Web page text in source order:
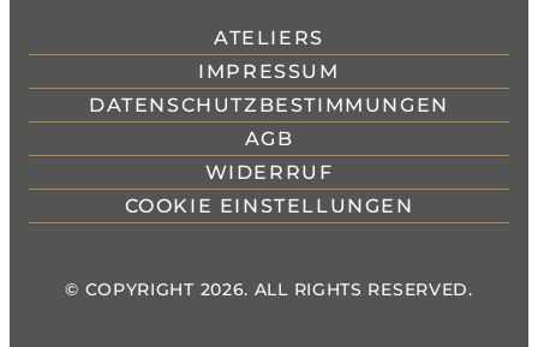
ATELIERS
IMPRESSUM
DATENSCHUTZBESTIMMUNGEN
AGB
WIDERRUF
COOKIE EINSTELLUNGEN
© COPYRIGHT 2026. ALL RIGHTS RESERVED.